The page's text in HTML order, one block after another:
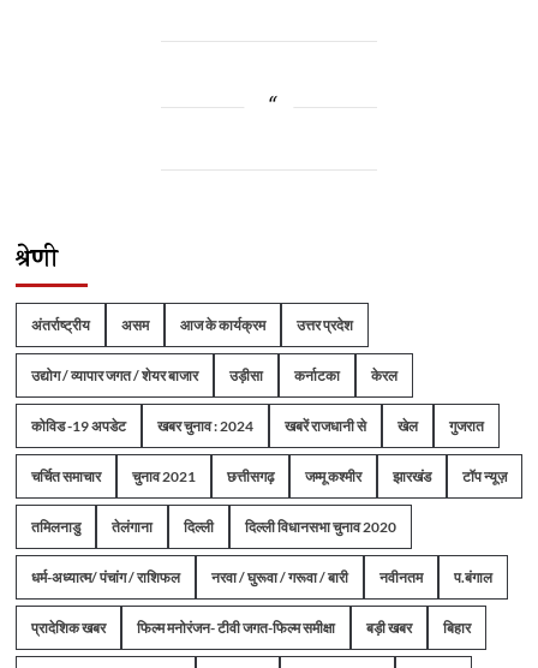
श्रेणी
अंतर्राष्ट्रीय असम आज के कार्यक्रम उत्तर प्रदेश
उद्योग / व्यापार जगत / शेयर बाजार उड़ीसा कर्नाटका केरल
कोविड -19 अपडेट खबर चुनाव : 2024 खबरें राजधानी से खेल गुजरात
चर्चित समाचार चुनाव 2021 छत्तीसगढ़ जम्मू कश्मीर झारखंड टॉप न्यूज़
तमिलनाडु तेलंगाना दिल्ली दिल्ली विधानसभा चुनाव 2020
धर्म-अध्यात्म/ पंचांग / राशिफल नरवा / घुरूवा / गरूवा / बारी नवीनतम प.बंगाल
प्रादेशिक खबर फिल्म मनोरंजन- टीवी जगत-फिल्म समीक्षा बड़ी खबर बिहार